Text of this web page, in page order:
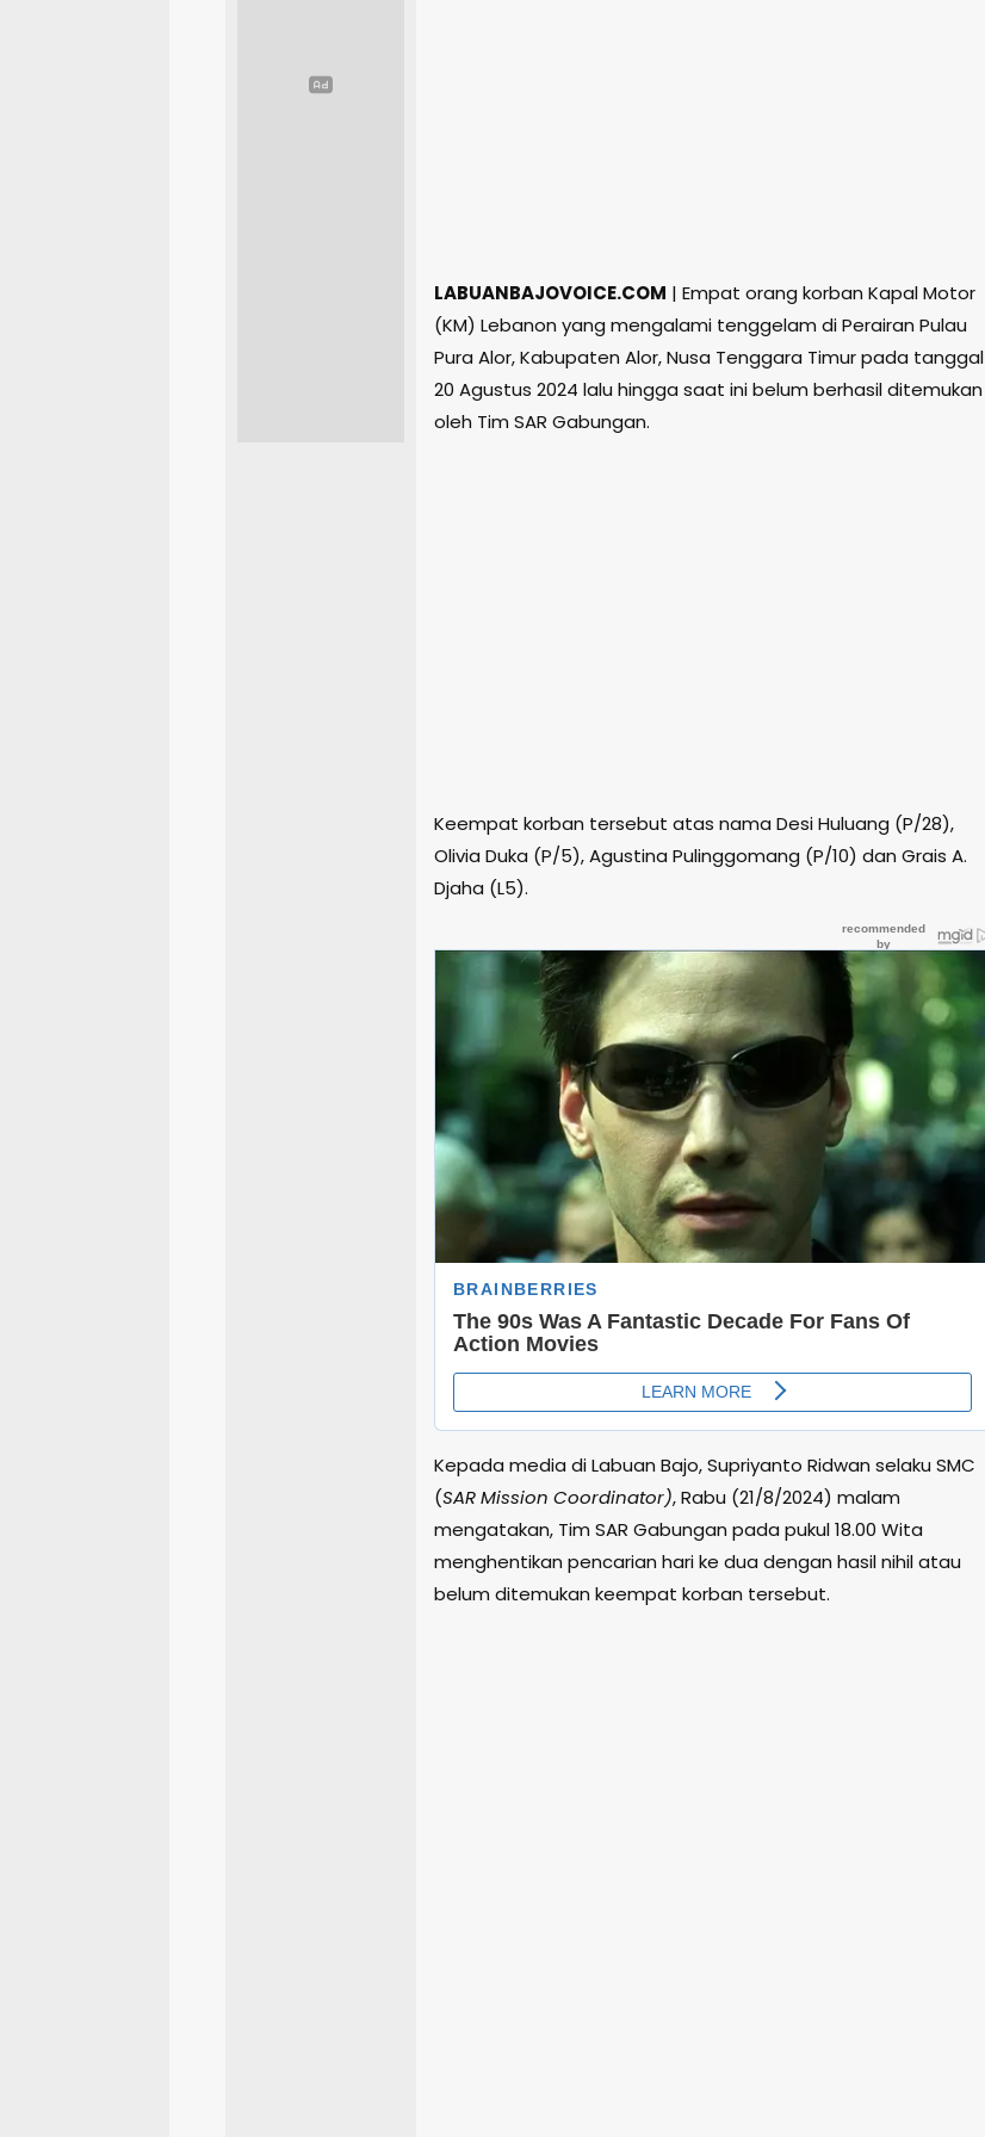
LABUANBAJOVOICE.COM | Empat orang korban Kapal Motor
(KM) Lebanon yang mengalami tenggelam di Perairan Pulau
Pura Alor, Kabupaten Alor, Nusa Tenggara Timur pada tanggal
20 Agustus 2024 lalu hingga saat ini belum berhasil ditemukan
oleh Tim SAR Gabungan.
Keempat korban tersebut atas nama Desi Huluang (P/28),
Olivia Duka (P/5), Agustina Pulinggomang (P/10) dan Grais A.
Djaha (L5).
Kepada media di Labuan Bajo, Supriyanto Ridwan selaku SMC
(SAR Mission Coordinator), Rabu (21/8/2024) malam
mengatakan, Tim SAR Gabungan pada pukul 18.00 Wita
menghentikan pencarian hari ke dua dengan hasil nihil atau
belum ditemukan keempat korban tersebut.